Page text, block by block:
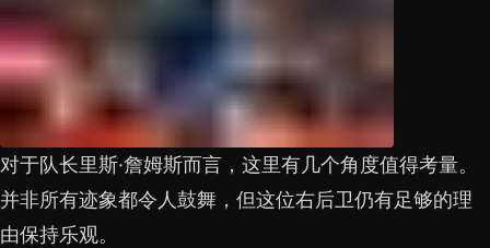
对于队长里斯·詹姆斯而言，这里有几个角度值得考量。
并非所有迹象都令人鼓舞，但这位右后卫仍有足够的理
由保持乐观。